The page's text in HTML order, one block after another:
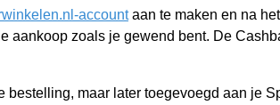
accountaan te maken en na het
aankoop zoals je gewend bent. De
bestelling, maar later toegevoegd aan je